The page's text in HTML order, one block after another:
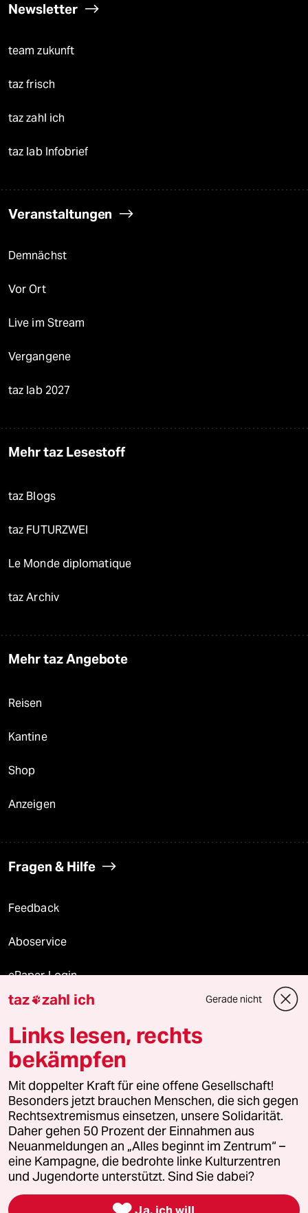
Newsletter
team zukunft
taz frisch
taz zahl ich
taz lab Infobrief
Veranstaltungen
Demnächst
Vor Ort
Live im Stream
Vergangene
taz lab 2027
Mehr taz Lesestoff
taz Blogs
taz FUTURZWEI
Le Monde diplomatique
taz Archiv
Mehr taz Angebote
Reisen
Kantine
Shop
Anzeigen
Fragen & Hilfe
Feedback
Aboservice
ePaper Login
Downloads für Abonnierende
© 2026 taz Verlags und Vertriebs GmbH
Alle Rechte vorbehalten. Bei rechtlichen Fragen oder für Genehmigungen
wenden Sie sich bitte an
lizenzen@taz.de
Feedback Redaktionsstatut Kommune-Richtlinien
Leitlinie Informant Datenschutz Impressum AGB
Seitenwende Einwilligungen widerrufen (Ads)
taz zahl ich Gerade nicht
Links lesen, rechts
bekämpfen
Mit doppelter Kraft für eine offene Gesellschaft!
Besonders jetzt brauchen Menschen, die sich gegen
Rechtsextremismus einsetzen, unsere Solidarität.
Daher gehen 50 Prozent der Einnahmen aus
Neuanmeldungen an „Alles beginnt im Zentrum“ –
eine Kampagne, die bedrohte linke Kulturzentren
und Jugendorte unterstützt. Sind Sie dabei?
Ja, ich will